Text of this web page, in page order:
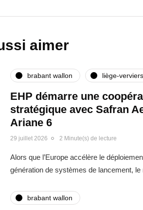
aimer
brabant wallon liège-verviers
EHP démarre une
stratégique avec Safran
Ariane 6
29 juillet 2026 2 Minute(s) de lecture
Alors que l’Europe accélère le
génération de systèmes de lancement,
brabant wallon